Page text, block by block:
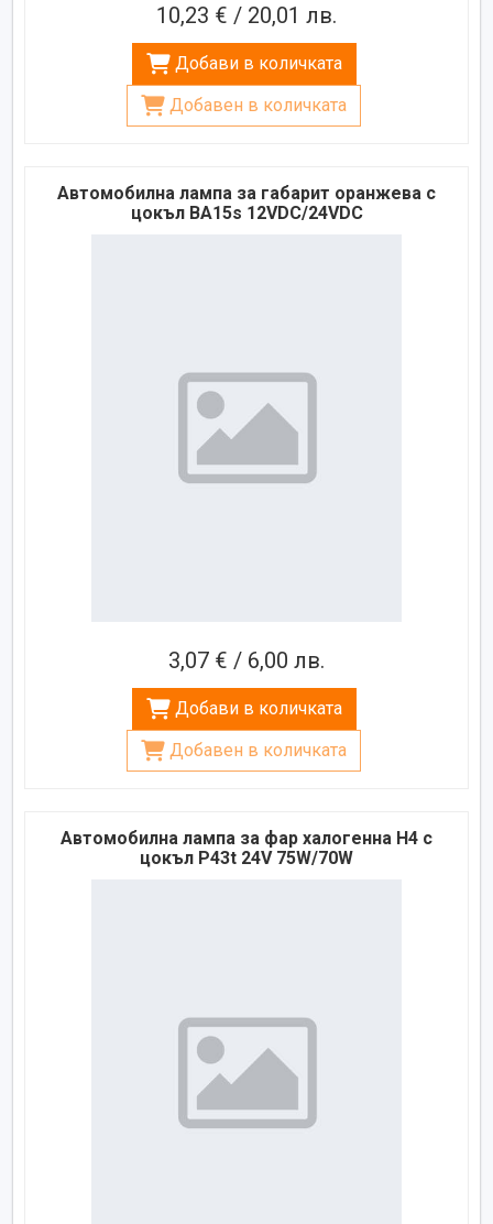
10,23 € / 20,01 лв.
Добави в количката
Добавен в количката
Автомобилна лампа за габарит оранжева с
цокъл BA15s 12VDC/24VDC
3,07 € / 6,00 лв.
Добави в количката
Добавен в количката
Автомобилна лампа за фар халогенна H4 с
цокъл P43t 24V 75W/70W